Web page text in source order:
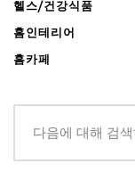
헬스/건강식품
홈인테리어
홈카페